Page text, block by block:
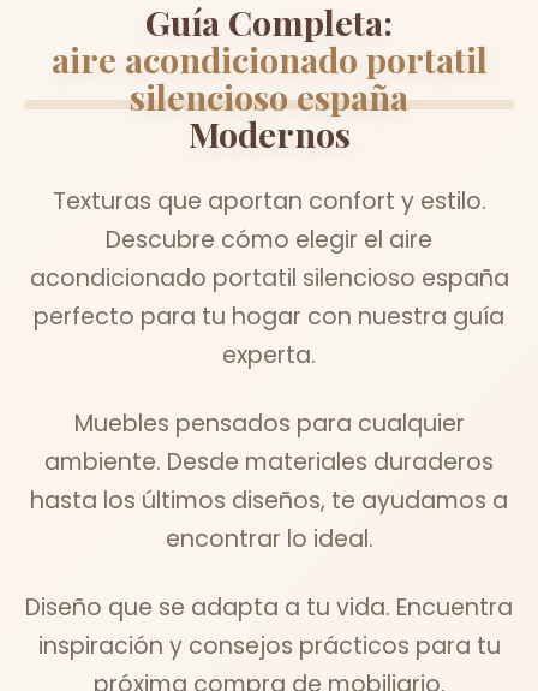
Guía Completa:
aire acondicionado portatil
silencioso españa
Modernos
Texturas que aportan confort y estilo.
Descubre cómo elegir el aire
acondicionado portatil silencioso españa
perfecto para tu hogar con nuestra guía
experta.
Muebles pensados para cualquier
ambiente. Desde materiales duraderos
hasta los últimos diseños, te ayudamos a
encontrar lo ideal.
Diseño que se adapta a tu vida. Encuentra
inspiración y consejos prácticos para tu